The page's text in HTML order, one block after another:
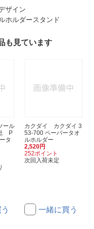
ザイン
ホルダースタンド
も見ています
ール
P
タ
カクダイ カクダイ 3
53-700 ペーパータオ
ルホルダー
2,520円
252ポイント
次回入荷未定
一緒に買う